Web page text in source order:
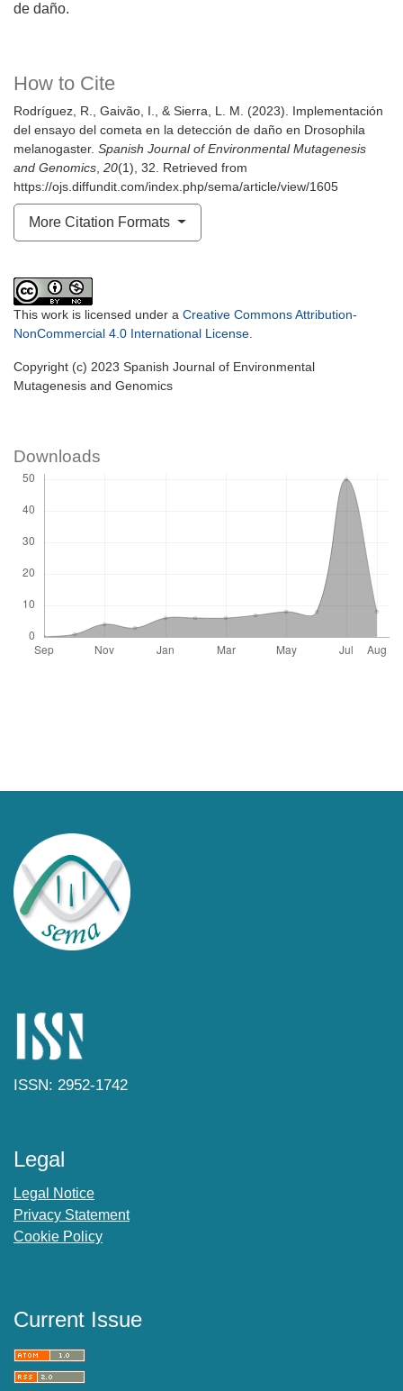
How to Cite
Rodríguez, R., Gaivão, I., & Sierra, L. M. (2023). Implementación
del ensayo del cometa en la detección de daño en Drosophila
melanogaster. Spanish Journal of Environmental Mutagenesis
and Genomics, 20(1), 32. Retrieved from
https://ojs.diffundit.com/index.php/sema/article/view/1605
More Citation Formats
de daño.
This work is licensed under a Creative Commons Attribution-
NonCommercial 4.0 International License.
Copyright (c) 2023 Spanish Journal of Environmental
Mutagenesis and Genomics
Downloads
ISSN: 2952-1742
Legal
Legal Notice
Privacy Statement
Cookie Policy
Current Issue